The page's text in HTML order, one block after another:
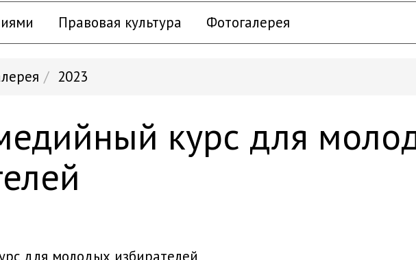
Правовая культура Фотогалерея
2023
курс для
для молодых избирателей